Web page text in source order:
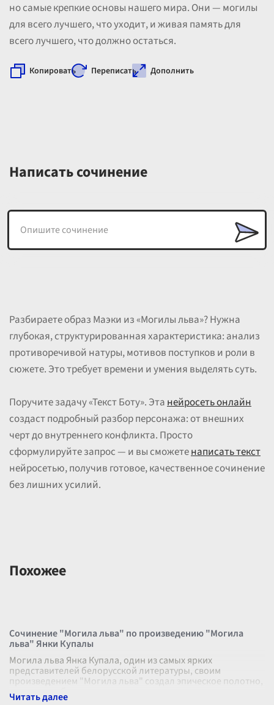
но самые крепкие основы нашего мира. Они — могилы
для всего лучшего, что уходит, и живая память для
всего лучшего, что должно остаться.
Копировать Переписать Дополнить
Написать сочинение
Разбираете образ Маэки из «Могилы льва»? Нужна
глубокая, структурированная характеристика: анализ
противоречивой натуры, мотивов поступков и роли в
сюжете. Это требует времени и умения выделять суть.
Поручите задачу «Текст Боту». Этанейросеть онлайн
создаст подробный разбор персонажа: от внешних
черт до внутреннего конфликта. Просто
сформулируйте запрос — и вы сможетенаписать текст
нейросетью, получив готовое, качественное сочинение
без лишних усилий.
Похожее
Сочинение "Могила льва" по произведению "Могила
льва" Янки Купалы
Могила льва Янка Купала, один из самых ярких
представителей белорусской литературы, своим
произведением "Могила льва" создал эпическое полотно,
которое глубоко проникло в сердце к